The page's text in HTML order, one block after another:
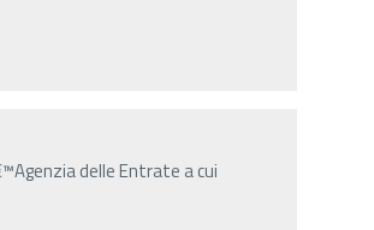
delle Entrate a cui